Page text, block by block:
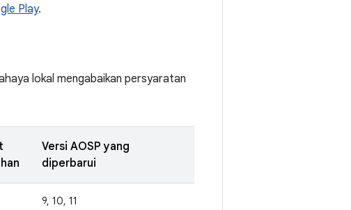
Play.
lokal mengabaikan persyaratan
Versi AOSP yang
diperbarui
9, 10, 11